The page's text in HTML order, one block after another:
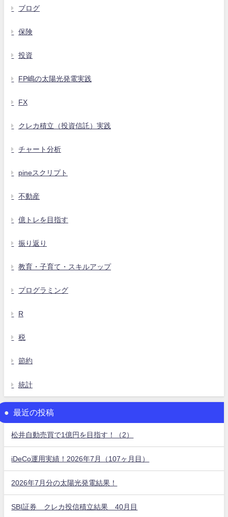
ブログ
保険
投資
FP嶋の太陽光発電実践
FX
クレカ積立（投資信託）実践
チャート分析
pineスクリプト
不動産
億トレを目指す
振り返り
教育・子育て・スキルアップ
プログラミング
R
税
節約
統計
最近の投稿
松井自動売買で1億円を目指す！（2）
iDeCo運用実績！2026年7月（107ヶ月目）
2026年7月分の太陽光発電結果！
SBI証券 クレカ投信積立結果 40月目